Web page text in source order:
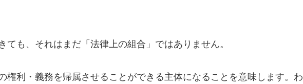
ても、それはまだ「法律上の組合」ではありません。
権利・義務を帰属させることができる主体になることを意味します。わ